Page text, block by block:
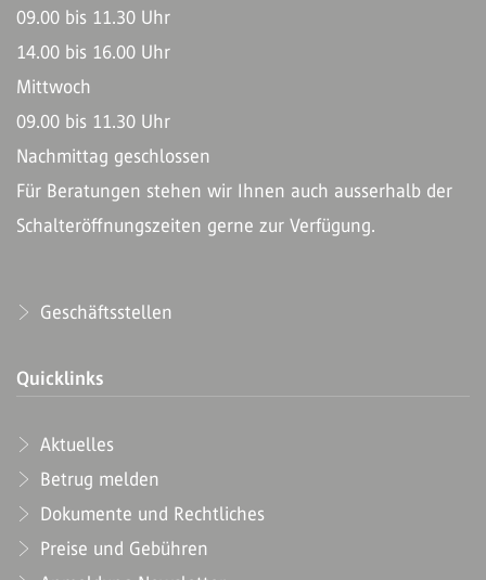
09.00 bis 11.30 Uhr
14.00 bis 16.00 Uhr
Mittwoch
09.00 bis 11.30 Uhr
Nachmittag geschlossen
Für Beratungen stehen wir Ihnen auch ausserhalb der
Schalteröffnungszeiten gerne zur Verfügung.
Geschäftsstellen
Quicklinks
Aktuelles
Betrug melden
Dokumente und Rechtliches
Preise und Gebühren